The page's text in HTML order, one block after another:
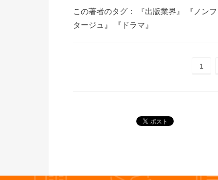
この著者のタグ：
『出版業界』
『ノン
タージュ』
『ドラマ』
1